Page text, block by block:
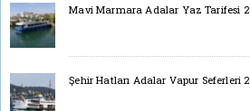
Mavi Marmara Adalar Yaz Tarifesi
Şehir Hatları Adalar Vapur Seferleri